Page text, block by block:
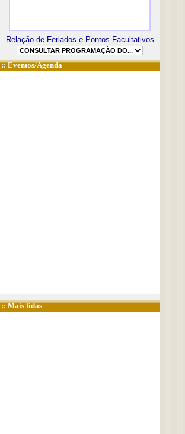
Relação de Feriados e Pontos Facultativos
::Eventos/Agenda
:: Mais lidas